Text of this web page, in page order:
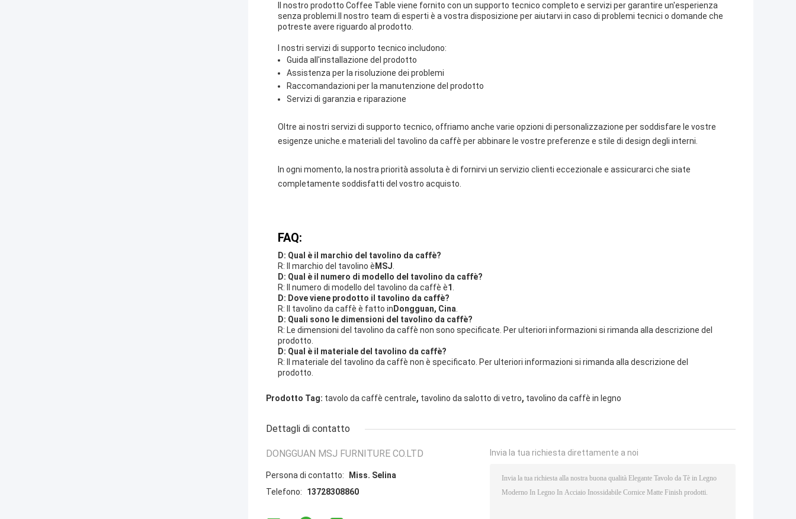
Il nostro prodotto Coffee Table viene fornito con un supporto tecnico completo e servizi per garantire un'esperienza
senza problemi.Il nostro team di esperti è a vostra disposizione per aiutarvi in caso di problemi tecnici o domande che
potreste avere riguardo al prodotto.
I nostri servizi di supporto tecnico includono:
Guida all'installazione del prodotto
Assistenza per la risoluzione dei problemi
Raccomandazioni per la manutenzione del prodotto
Servizi di garanzia e riparazione
Oltre ai nostri servizi di supporto tecnico, offriamo anche varie opzioni di personalizzazione per soddisfare le vostre
esigenze uniche.e materiali del tavolino da caffè per abbinare le vostre preferenze e stile di design degli interni.
In ogni momento, la nostra priorità assoluta è di fornirvi un servizio clienti eccezionale e assicurarci che siate
completamente soddisfatti del vostro acquisto.
FAQ:
D: Qual è il marchio del tavolino da caffè?
R: Il marchio del tavolino è MSJ.
D: Qual è il numero di modello del tavolino da caffè?
R: Il numero di modello del tavolino da caffè è1 .
D: Dove viene prodotto il tavolino da caffè?
R: Il tavolino da caffè è fatto in Dongguan, Cina.
D: Quali sono le dimensioni del tavolino da caffè?
R: Le dimensioni del tavolino da caffè non sono specificate. Per ulteriori informazioni si rimanda alla descrizione del
prodotto.
D: Qual è il materiale del tavolino da caffè?
R: Il materiale del tavolino da caffè non è specificato. Per ulteriori informazioni si rimanda alla descrizione del
prodotto.
Prodotto Tag: tavolo da caffè centrale, tavolino da salotto di vetro, tavolino da caffè in legno
Dettagli di contatto
DONGGUAN MSJ FURNITURE CO.LTD
Persona di contatto:
Miss. Selina
Telefono:
13728308860
Invia la tua richiesta direttamente a noi